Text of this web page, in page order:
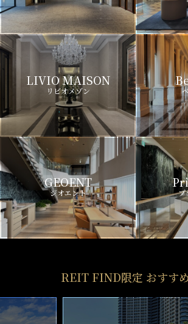
LIVIO MAISON
リビオメゾン
GEOENT
ジオエント プ
REIT FIND限定 おすす